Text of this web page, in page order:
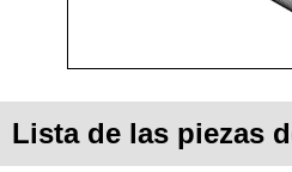
Lista de las piezas